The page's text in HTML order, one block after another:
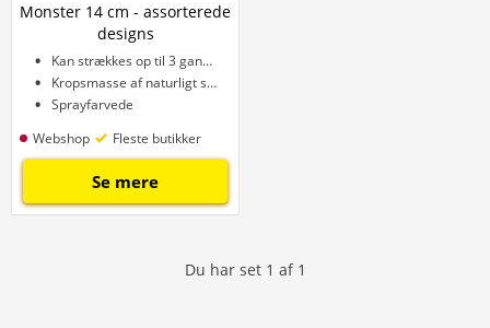
Monster 14 cm - assorterede
designs
Kan strækkes op til 3 gange størrelse
Kropsmasse af naturligt sand
Sprayfarvede
Webshop
Fleste butikker
Se mere
Du har set 1 af 1